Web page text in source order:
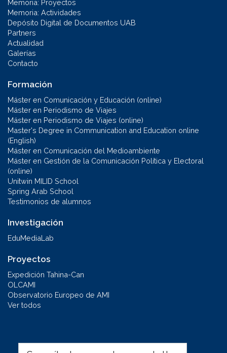
Memoria: Proyectos
Memoria: Actividades
Depósito Digital de Documentos UAB
Partners
Actualidad
Galerías
Contacto
Formación
Máster en Comunicación y Educación (online)
Máster en Periodismo de Viajes
Máster en Periodismo de Viajes (online)
Master's Degree in Communication and Education online
(English)
Máster en Comunicación del Medioambiente
Máster en Gestión de la Comunicación Política y Electoral
(online)
Unitwin MILID School
Spring Arab School
Testimonios de alumnos
Investigación
EduMediaLab
Proyectos
Expedición Tahina-Can
OLCAMI
Observatorio Europeo de AMI
Ver todos